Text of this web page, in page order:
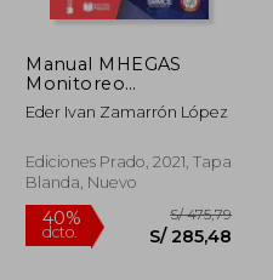
Manual MHEGAS
Monitoreo
hemodinámico y
gasométrico
Eder Ivan Zamarrón López
Ediciones Prado, 2021, Tapa
Blanda, Nuevo